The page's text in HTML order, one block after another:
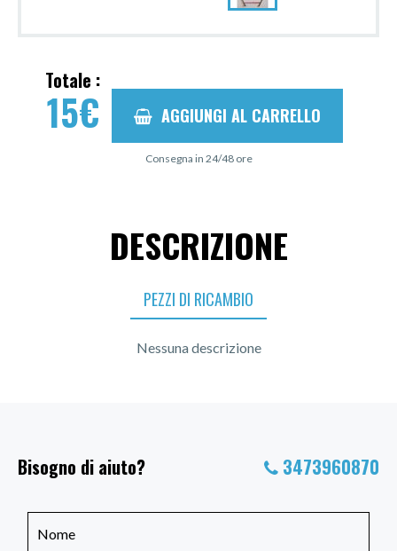
Totale :
15€ AGGIUNGI AL CARRELLO
Consegna in 24/48 ore
DESCRIZIONE
PEZZI DI RICAMBIO
Nessuna descrizione
Bisogno di aiuto? 3473960870